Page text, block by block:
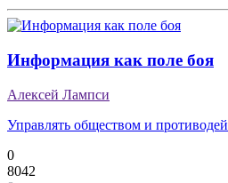
Информация как поле боя
Алексей Лампси
Управлять обществом и
0
8042